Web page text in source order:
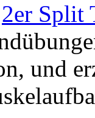
2er Split
und